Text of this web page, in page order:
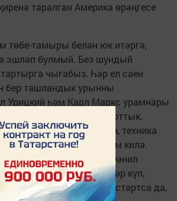
таралган Америка өрәңгесе
төбе-тамыры белән юк итәргә,
эшләп булмый. Без шундый
чыгабыз. Һәр ел саен
бер ташландык урынны
Урицкий һәм Карл Маркс урамнары
урынны чис­тарттык.
игелекле эшкә алынган, техника
рәхмәт әйтәсём килә.
Фәнис һәм Фәнил
Чистайда эшмәкәрләр күп,
ташландык урынны чистартса да,